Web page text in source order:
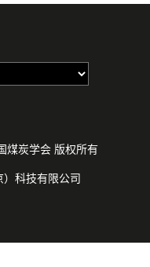
煤炭学会 版权所有
）科技有限公司